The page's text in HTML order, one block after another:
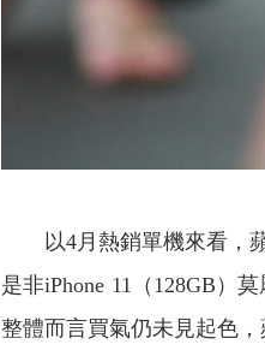
以4月熱銷單機來看，蘋
是非iPhone 11（128GB）
整體而言買氣仍未見起色